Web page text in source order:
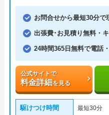
お問合せから最短30分で
出張費･お見積り無料・
24時間365日無料で電話
公式サイトで
料金詳細を見る
駆けつけ時間 最短30分